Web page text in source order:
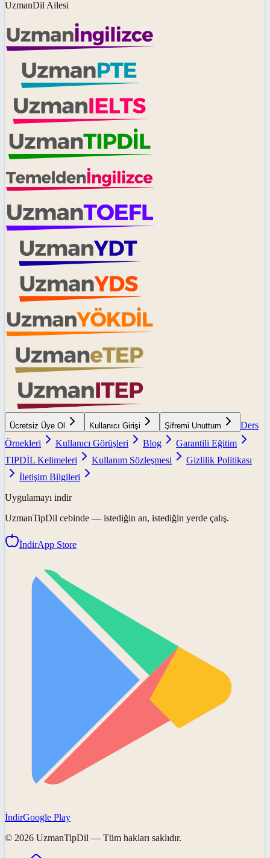
UzmanDil Ailesi
Ücretsiz Üye Ol Kullanıcı Girişi Şifremi Unuttum
Ders
Örnekleri
Kullanıcı Görüşleri Blog
Garantili Eğitim
TIPDİL Kelimeleri
Kullanım Sözleşmesi
Gizlilik Politikası
İletişim Bilgileri
Uygulamayı indir
UzmanTipDil cebinde — istediğin an, istediğin yerde çalış.
İndirApp Store
İndirGoogle Play
© 2026 UzmanTipDil — Tüm hakları saklıdır.